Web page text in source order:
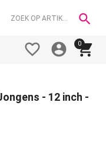

0



- 12 inch -